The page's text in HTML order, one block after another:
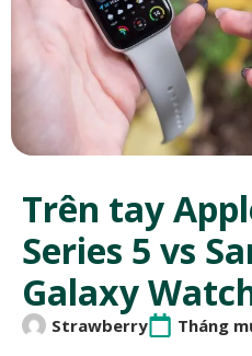
Trên tay
Series 5 vs
Galaxy
Strawberry Tháng